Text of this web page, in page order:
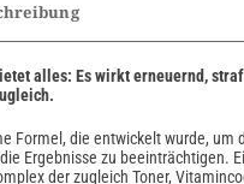
alles: Es wirkt erneuernd,
Formel, die entwickelt wurde, um
Ergebnisse zu beeinträchtigen.
der zugleich Toner,